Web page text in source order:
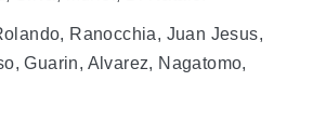
Ranocchia, Juan Jesus,
Guarin, Alvarez, Nagatomo,